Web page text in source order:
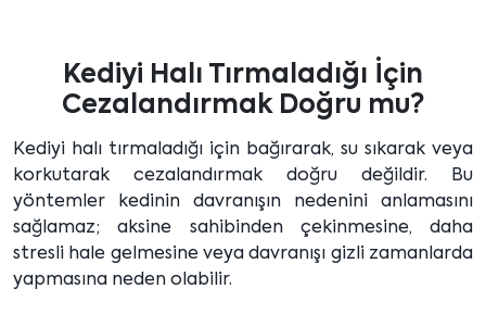
Kediyi Halı Tırmaladığı İçin
Cezalandırmak Doğru mu?
Kediyi halı tırmaladığı için bağırarak, su sıkarak veya
korkutarak cezalandırmak doğru değildir. Bu
yöntemler kedinin davranışın nedenini anlamasını
sağlamaz; aksine sahibinden çekinmesine, daha
stresli hale gelmesine veya davranışı gizli zamanlarda
yapmasına neden olabilir.